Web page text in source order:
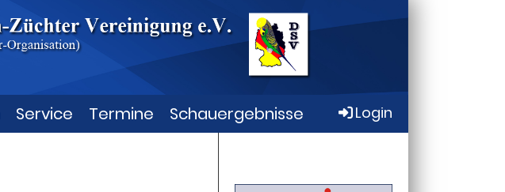
Service Termine Schauergebnisse Login